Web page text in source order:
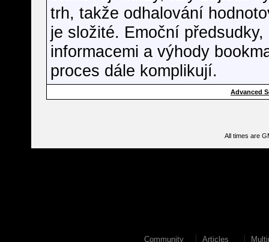
trh, takže odhalování
je složité. Emoční
informacemi a výhody
proces dále komplikují.
Advanced
All times are
Community Articles